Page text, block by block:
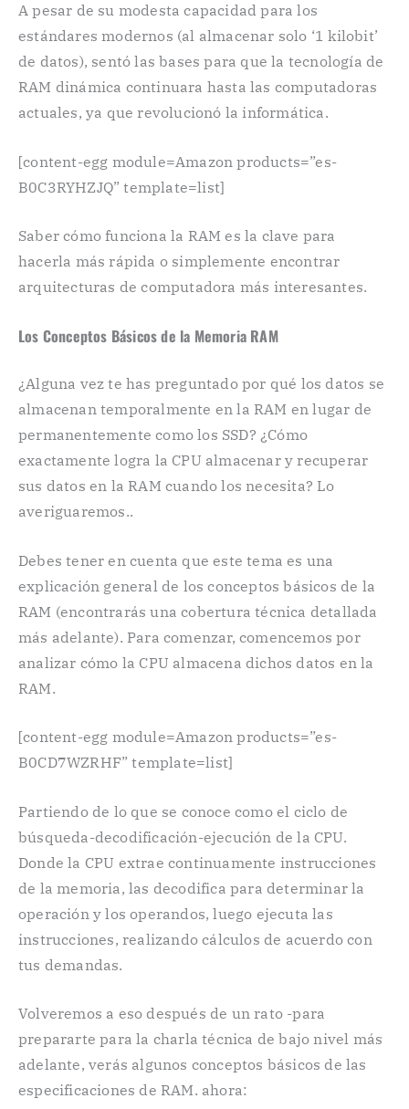
A pesar de su modesta capacidad para los
estándares modernos (al almacenar solo ‘1 kilobit’
de datos), sentó las bases para que la tecnología de
RAM dinámica continuara hasta las computadoras
actuales, ya que revolucionó la informática.
[content-egg module=Amazon products=”es-
B0C3RYHZJQ” template=list]
Saber cómo funciona la RAM es la clave para
hacerla más rápida o simplemente encontrar
arquitecturas de computadora más interesantes.
Los Conceptos Básicos de la Memoria RAM
¿Alguna vez te has preguntado por qué los datos se
almacenan temporalmente en la RAM en lugar de
permanentemente como los SSD? ¿Cómo
exactamente logra la CPU almacenar y recuperar
sus datos en la RAM cuando los necesita? Lo
averiguaremos..
Debes tener en cuenta que este tema es una
explicación general de los conceptos básicos de la
RAM (encontrarás una cobertura técnica detallada
más adelante). Para comenzar, comencemos por
analizar cómo la CPU almacena dichos datos en la
RAM.
[content-egg module=Amazon products=”es-
B0CD7WZRHF” template=list]
Partiendo de lo que se conoce como el ciclo de
búsqueda-decodificación-ejecución de la CPU.
Donde la CPU extrae continuamente instrucciones
de la memoria, las decodifica para determinar la
operación y los operandos, luego ejecuta las
instrucciones, realizando cálculos de acuerdo con
tus demandas.
Volveremos a eso después de un rato -para
prepararte para la charla técnica de bajo nivel más
adelante, verás algunos conceptos básicos de las
especificaciones de RAM. ahora: